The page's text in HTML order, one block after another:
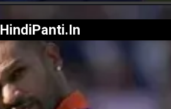
HindiPanti.In